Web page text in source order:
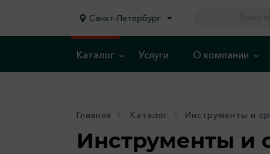
Санкт-Петербург
Каталог Услуги О компании
Главная Каталог Инструменты и
Инструменты и